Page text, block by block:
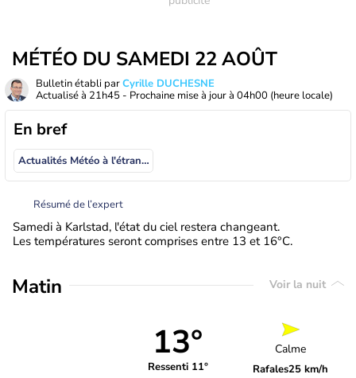
MÉTÉO DU SAMEDI 22 AOÛT
Bulletin établi parCyrille DUCHESNE
Actualisé à 21h45 - Prochaine mise à jour à 04h00 (heure locale)
En bref
Actualités Météo à l'étranger
Résumé de l’expert
Samedi à Karlstad, l'état du ciel restera changeant.
Les températures seront comprises entre 13 et 16°C.
Matin Voir la nuit
13°
Ressenti 11°
Calme
Rafales25 km/h